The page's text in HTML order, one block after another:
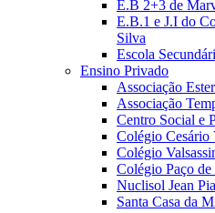
E.B 2+3 de
E.B.1 e J.I do
Silva
Escola
Ensino Privado
Associação
Associação
Centro Social e
Colégio Cesário
Colégio
Colégio Paço de
Nuclisol Jean
Santa Casa da